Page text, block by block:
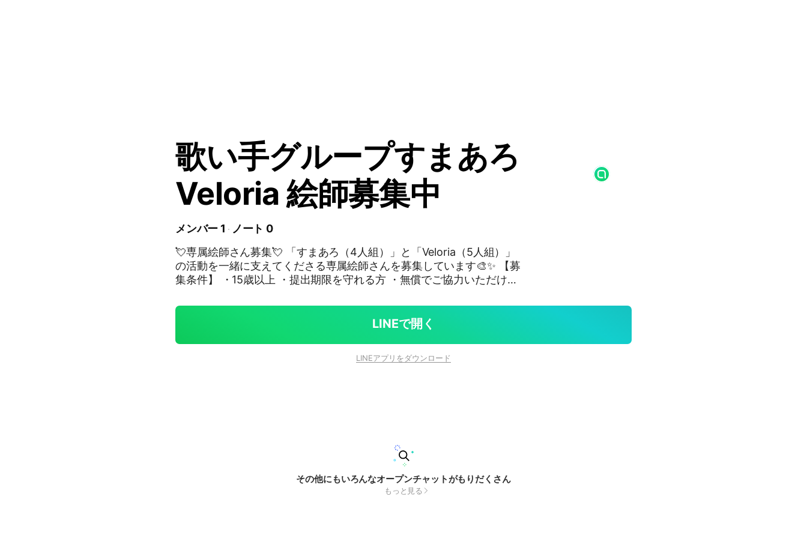
歌い手グループすまあろ
Veloria 絵師募集中
メンバー 1
ノート 0
💘専属絵師さん募集💘 「すまあろ（4人組）」と「Veloria（5人組）」
の活動を一緒に支えてくださる専属絵師さんを募集しています🎨✨ 【募
集条件】 ・15歳以上 ・提出期限を守れる方 ・無償でご協力いただける
い】 ・ご自身の絵柄のままで大丈夫です！ ・納期は依頼ごとに相談し
ながら決めます。 ・イラスト制作を楽しみながら活動していただけると
LINEで開く
LINEアプリをダウンロード
その他にもいろんなオープンチャットがもりだくさん
もっと見る